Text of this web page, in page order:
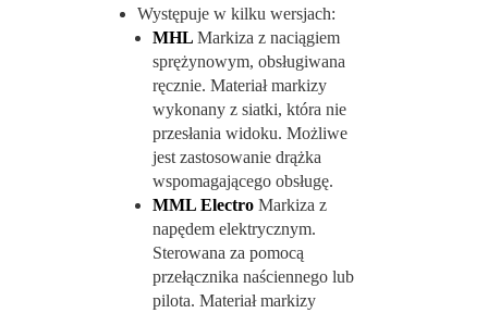
Występuje w kilku wersjach:
MHL Markiza z naciągiem
sprężynowym, obsługiwana
ręcznie. Materiał markizy
wykonany z siatki, która nie
przesłania widoku. Możliwe
jest zastosowanie drążka
wspomagającego obsługę.
MML Electro Markiza z
napędem elektrycznym.
Sterowana za pomocą
przełącznika naściennego lub
pilota. Materiał markizy